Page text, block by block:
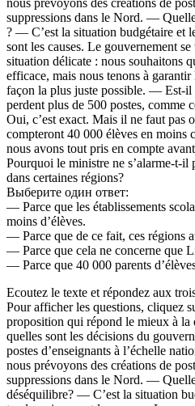
suppressions dans le Nord. —
? — C’est la situation budgétaire et
sont les causes. Le gouvernement
situation délicate : nous souhaitons
efficace, mais nous tenons à
façon la plus juste possible. — Est-il
perdent plus de 500 postes,
Oui, c’est exact. Mais il ne faut pas
compteront 40 000 élèves en moins
nous avons tout pris en compte
Pourquoi le ministre ne s’alarme-t-il
dans certaines régions?
Выберите один ответ:
— Parce que les établissements
moins d’élèves.
— Parce que de ce fait, ces régions
— Parce que cela ne concerne que
— Parce que 40 000 parents
Ecoutez le texte et répondez aux
Pour afficher les questions, cliquez
proposition qui répond le mieux à
quelles sont les décisions du
postes d’enseignants à l’échelle
nous prévoyons des créations de
suppressions dans le Nord. —
déséquilibre? — C’est la situation